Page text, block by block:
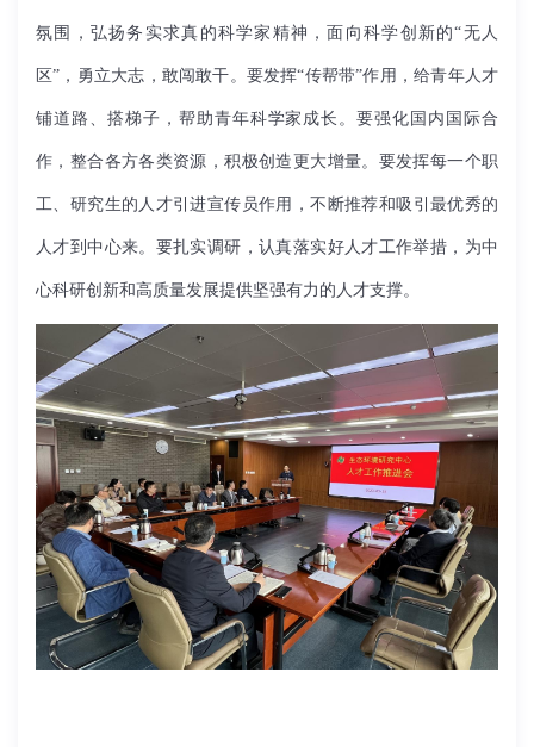
氛围，弘扬务实求真的科学家精神，面向科学创新的“无人
区”，勇立大志，敢闯敢干。要发挥“传帮带”作用，给青年人才
铺道 路 、搭梯子，帮助青年科学家成长。要强化国内 国际合
作， 整合各方各类资源 ，积极创造更大增量。要发挥每一个职
工、研究生的 人才引进宣传员作用 ，不断推荐和吸引 最优秀的
人才到中心来。要扎实调研 ，认真落实好人才工作举措 ，为中
心科研创新和高质量发展提供坚强有力的人才支撑。